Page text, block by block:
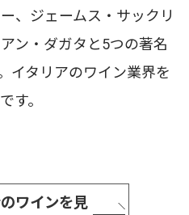
、ジェームス・サックリ
ン・ダガタと5つの著名
イタリアのワイン業界を
す。
ワインを見